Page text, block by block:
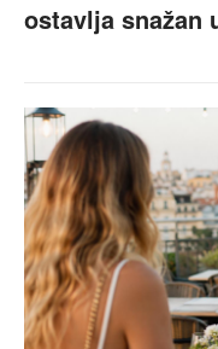
ostavlja snažan